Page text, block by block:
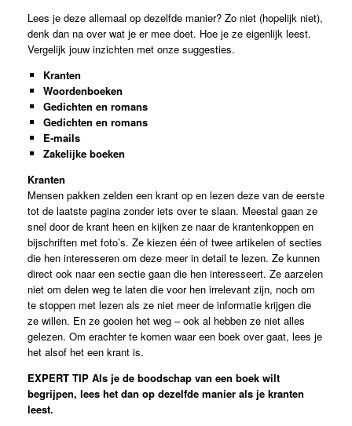
Lees je deze allemaal op dezelfde manier? Zo niet (hopelijk niet),
denk dan na over wat je er mee doet. Hoe je ze eigenlijk leest.
Vergelijk jouw inzichten met onze suggesties.
Kranten
Woordenboeken
Gedichten en romans
Gedichten en romans
E-mails
Zakelijke boeken
Kranten
Mensen pakken zelden een krant op en lezen deze van de eerste
tot de laatste pagina zonder iets over te slaan. Meestal gaan ze
snel door de krant heen en kijken ze naar de krantenkoppen en
bijschriften met foto’s. Ze kiezen één of twee artikelen of secties
die hen interesseren om deze meer in detail te lezen. Ze kunnen
direct ook naar een sectie gaan die hen interesseert. Ze aarzelen
niet om delen weg te laten die voor hen irrelevant zijn, noch om
te stoppen met lezen als ze niet meer de informatie krijgen die
ze willen. En ze gooien het weg – ook al hebben ze niet alles
gelezen. Om erachter te komen waar een boek over gaat, lees je
het alsof het een krant is.
EXPERT TIP Als je de boodschap van een boek wilt
begrijpen, lees het dan op dezelfde manier als je kranten
leest.